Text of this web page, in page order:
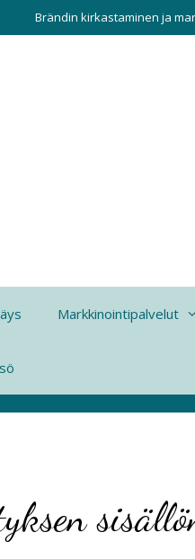
Brändin kirkastaminen ja
Markkinointipalvelut